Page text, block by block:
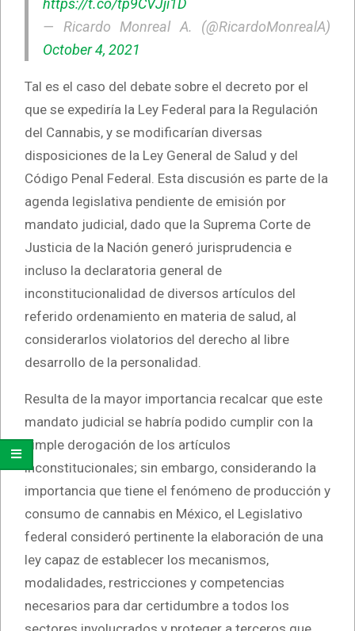
— Ricardo Monreal A. (@RicardoMonrealA)
October 4, 2021
Tal es el caso del debate sobre el decreto por el
que se expediría la Ley Federal para la Regulación
del Cannabis, y se modificarían diversas
disposiciones de la Ley General de Salud y del
Código Penal Federal. Esta discusión es parte de la
agenda legislativa pendiente de emisión por
mandato judicial, dado que la Suprema Corte de
Justicia de la Nación generó jurisprudencia e
incluso la declaratoria general de
inconstitucionalidad de diversos artículos del
referido ordenamiento en materia de salud, al
considerarlos violatorios del derecho al libre
desarrollo de la personalidad.
Resulta de la mayor importancia recalcar que este
mandato judicial se habría podido cumplir con la
simple derogación de los artículos
inconstitucionales; sin embargo, considerando la
importancia que tiene el fenómeno de producción y
consumo de cannabis en México, el Legislativo
federal consideró pertinente la elaboración de una
ley capaz de establecer los mecanismos,
modalidades, restricciones y competencias
necesarios para dar certidumbre a todos los